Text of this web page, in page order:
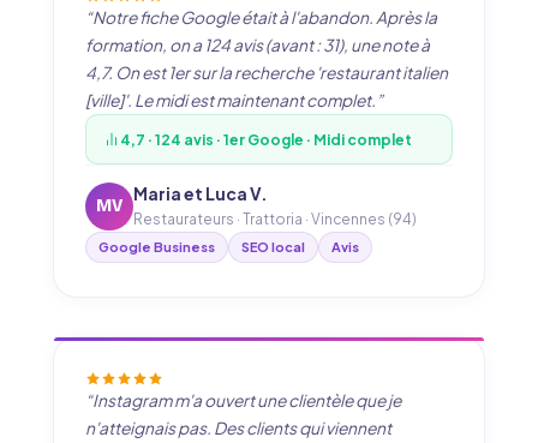
“Notre fiche Google était à l'abandon. Après la
formation, on a 124 avis (avant : 31), une note à
4,7. On est 1er sur la recherche 'restaurant italien
[ville]'. Le midi est maintenant complet.”
4,7 · 124 avis · 1er Google · Midi complet
MV
Maria et Luca V.
Restaurateurs · Trattoria · Vincennes (94)
Google Business SEO local Avis
“Instagram m'a ouvert une clientèle que je
n'atteignais pas. Des clients qui viennent